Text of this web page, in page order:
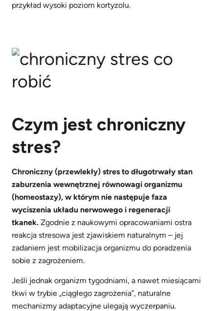
przykład wysoki poziom kortyzolu.
Czym jest chroniczny
stres?
Chroniczny (przewlekły) stres to długotrwały stan
zaburzenia wewnętrznej równowagi organizmu
(homeostazy), w którym nie następuje faza
wyciszenia układu nerwowego i regeneracji
tkanek. Zgodnie z naukowymi opracowaniami ostra
reakcja stresowa jest zjawiskiem naturalnym – jej
zadaniem jest mobilizacja organizmu do poradzenia
sobie z zagrożeniem.
Jeśli jednak organizm tygodniami, a nawet miesiącami
tkwi w trybie „ciągłego zagrożenia”, naturalne
mechanizmy adaptacyjne ulegają wyczerpaniu.